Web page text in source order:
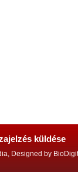
küldése
Designed by